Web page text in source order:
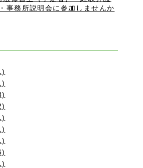
事務所説明会に参加しませんか